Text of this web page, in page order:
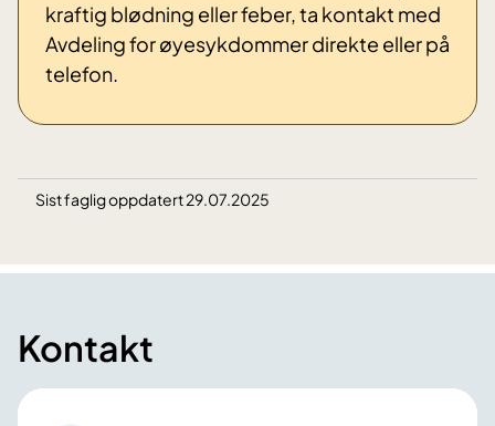
kraftig blødning eller feber, ta kontakt med
Avdeling for øyesykdommer direkte eller på
telefon.
Sist faglig oppdatert 29.07.2025
Kontakt